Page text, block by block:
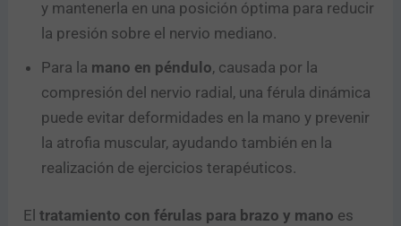
y mantenerla en una posición óptima para reducir
la presión sobre el nervio mediano.
Para la mano en péndulo, causada por la
compresión del nervio radial, una férula dinámica
puede evitar deformidades en la mano y prevenir
la atrofia muscular, ayudando también en la
realización de ejercicios terapéuticos.
Eltratamiento con férulas para brazo y mano es